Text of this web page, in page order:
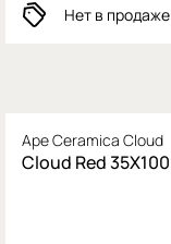
Нет в продаже
Ape Ceramica Cloud
Cloud Red 35X100